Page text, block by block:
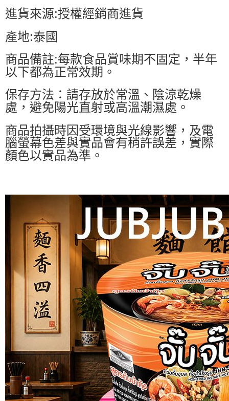
進貨來源:授權經銷商進貨
產地:泰國
商品備註:每款食品賞味期不固定，半年
以下都為正常效期。
保存方法：請存放於常溫、陰涼乾燥
處，避免陽光直射或高溫潮濕處。
商品拍攝時因受環境與光線影響，及電
腦螢幕色差與實品會有稍許誤差，實際
顏色以實品為準。